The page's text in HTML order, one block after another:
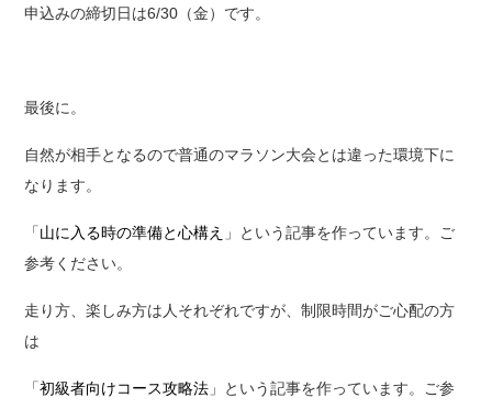
申込みの締切日は6/30（金）です。
最後に。
自然が相手となるので普通のマラソン大会とは違った環境下に
なります。
「山に入る時の準備と心構え 」という記事を作っています。ご
参考ください。
走り方、楽しみ方は人それぞれですが、制限時間がご心配の方
は
「初級者向けコース攻略法 」という記事を作っています。ご参